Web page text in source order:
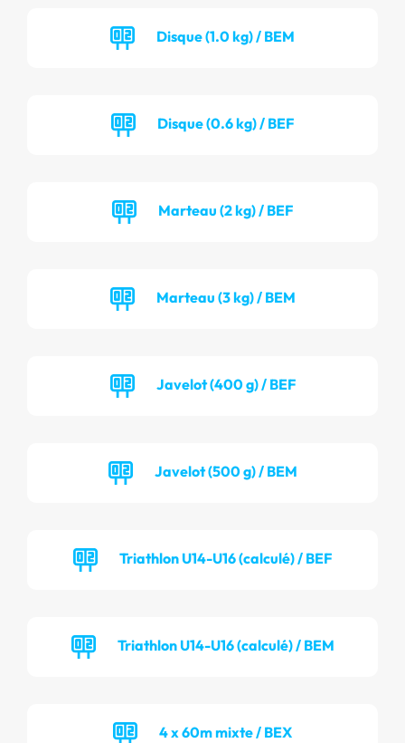
Disque (1.0 kg) / BEM
Disque (0.6 kg) / BEF
Marteau (2 kg) / BEF
Marteau (3 kg) / BEM
Javelot (400 g) / BEF
Javelot (500 g) / BEM
Triathlon U14-U16 (calculé) / BEF
Triathlon U14-U16 (calculé) / BEM
4 x 60m mixte / BEX